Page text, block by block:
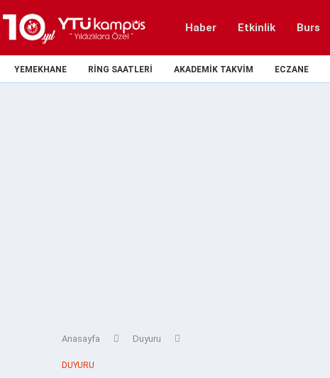
Haber Etkinlik Burs
YEMEKHANE RING SAATLERI AKADEMIK TAKVIM ECZANE
Anasayfa Duyuru
DUYURU